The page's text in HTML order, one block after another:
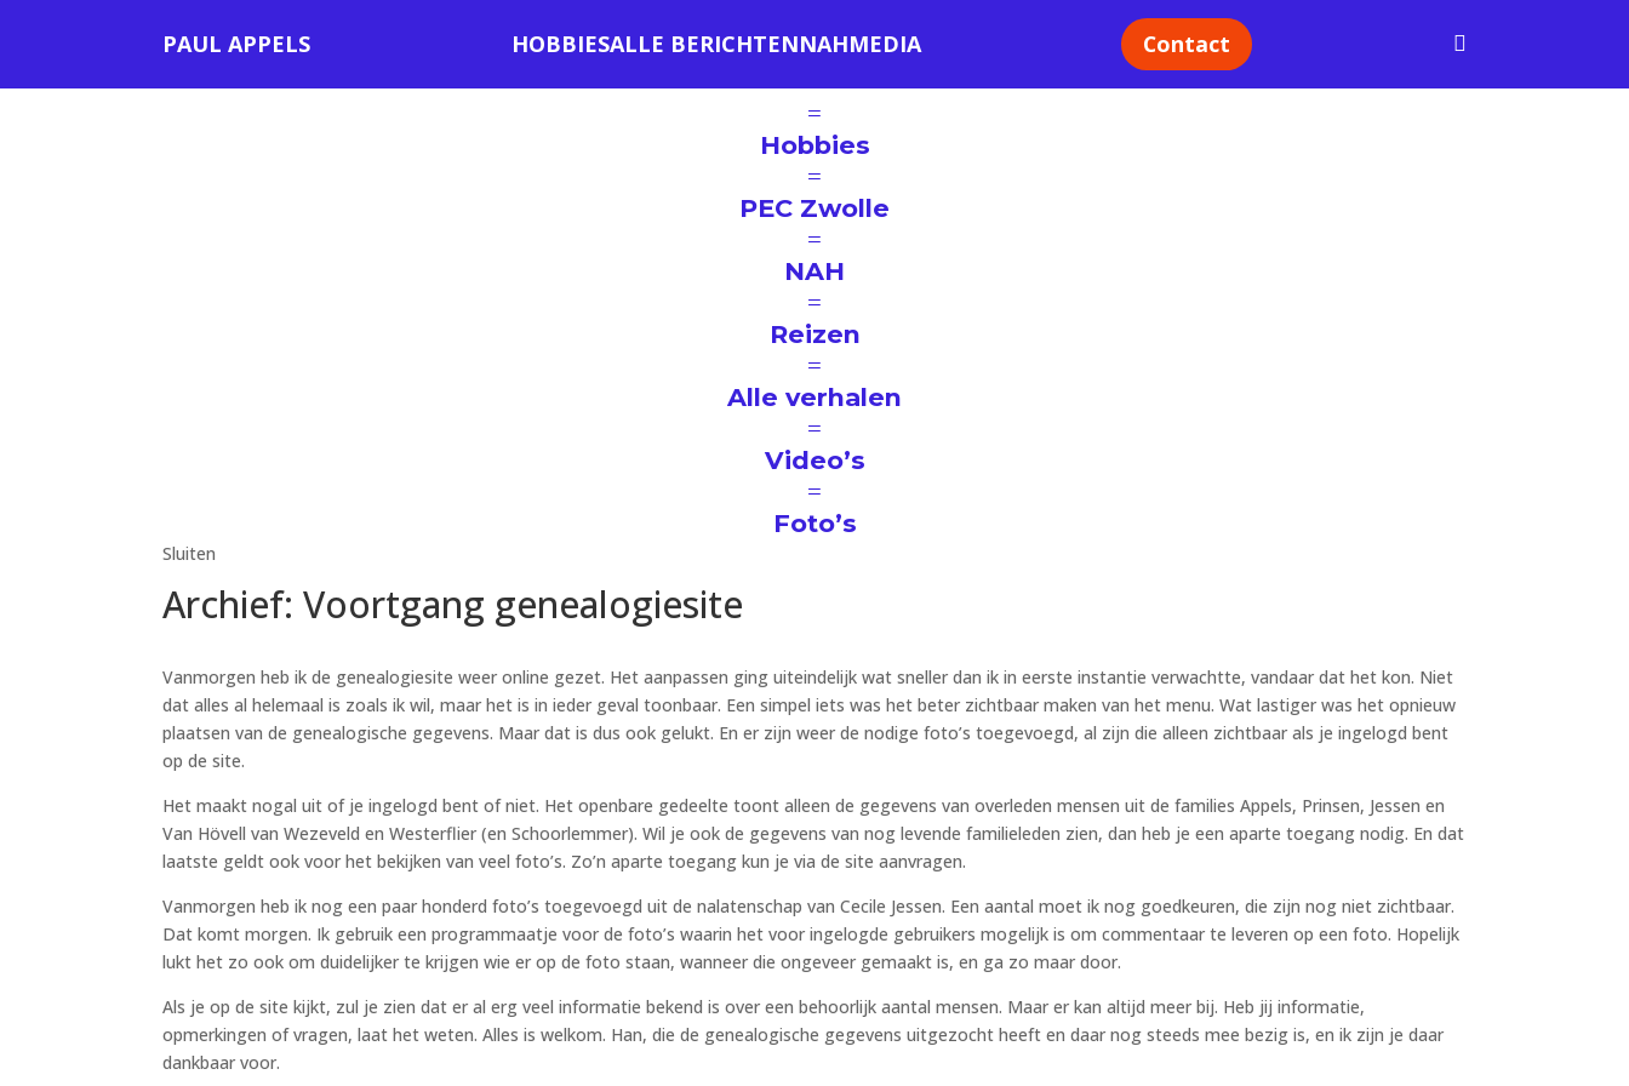
PAUL APPELS HOBBIESALLE BERICHTENNAHMEDIA Contact 
=
Hobbies
=
PEC Zwolle
=
NAH
=
Reizen
=
Alle verhalen
=
Video’s
=
Foto’s
Sluiten
Archief: Voortgang genealogiesite
Vanmorgen heb ik de genealogiesite weer online gezet. Het aanpassen ging uiteindelijk wat sneller dan ik in eerste instantie verwachtte, vandaar dat het kon. Niet
dat alles al helemaal is zoals ik wil, maar het is in ieder geval toonbaar. Een simpel iets was het beter zichtbaar maken van het menu. Wat lastiger was het opnieuw
plaatsen van de genealogische gegevens. Maar dat is dus ook gelukt. En er zijn weer de nodige foto’s toegevoegd, al zijn die alleen zichtbaar als je ingelogd bent
op de site.
Het maakt nogal uit of je ingelogd bent of niet. Het openbare gedeelte toont alleen de gegevens van overleden mensen uit de families Appels, Prinsen, Jessen en
Van Hövell van Wezeveld en Westerflier (en Schoorlemmer). Wil je ook de gegevens van nog levende familieleden zien, dan heb je een aparte toegang nodig. En dat
laatste geldt ook voor het bekijken van veel foto’s. Zo’n aparte toegang kun je via de site aanvragen.
Vanmorgen heb ik nog een paar honderd foto’s toegevoegd uit de nalatenschap van Cecile Jessen. Een aantal moet ik nog goedkeuren, die zijn nog niet zichtbaar.
Dat komt morgen. Ik gebruik een programmaatje voor de foto’s waarin het voor ingelogde gebruikers mogelijk is om commentaar te leveren op een foto. Hopelijk
lukt het zo ook om duidelijker te krijgen wie er op de foto staan, wanneer die ongeveer gemaakt is, en ga zo maar door.
Als je op de site kijkt, zul je zien dat er al erg veel informatie bekend is over een behoorlijk aantal mensen. Maar er kan altijd meer bij. Heb jij informatie,
opmerkingen of vragen, laat het weten. Alles is welkom. Han, die de genealogische gegevens uitgezocht heeft en daar nog steeds mee bezig is, en ik zijn je daar
dankbaar voor.